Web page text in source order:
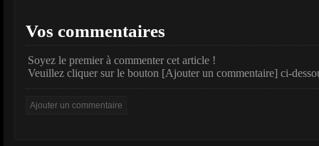
Vos commentaires
Soyez le premier à commenter cet article !
Veuillez cliquer sur le bouton [Ajouter un commentaire] ci-